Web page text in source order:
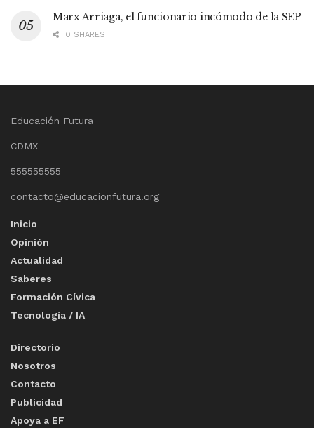
Marx Arriaga, el funcionario incómodo de la SEP
0 SHARES
Educación Futura
CDMX
555555555
contacto@educacionfutura.org
Inicio
Opinión
Actualidad
Saberes
Formación Cívica
Tecnología / IA
Directorio
Nosotros
Contacto
Publicidad
Apoya a EF